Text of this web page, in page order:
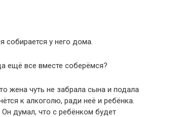
собирается у него дома.
ещё все вместе соберёмся?
жена чуть не забрала сына и подала
к алкоголю, ради неё и ребёнка.
Он думал, что с ребёнком будет